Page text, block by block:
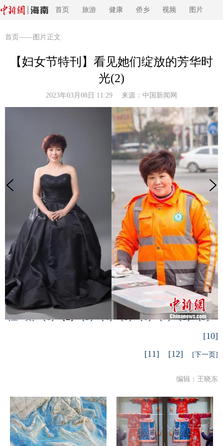
首页 旅游 健康 侨乡 视频 图片
首页 ——图片正文
【妇女节特刊】看见她们绽放的芳华时
光(2)
2023年03月08日 11:29 来源： 中国新闻网
郑州市环卫女工写真照与工作照对比，展现出他
们平时被宽大的工作服掩盖的美。韩章云 摄
[上一页] [1][2] [6] [7] [8]
[9]
[10]
[11]
[12] [下一页]
编辑：王晓东